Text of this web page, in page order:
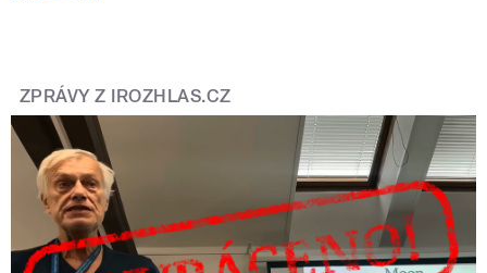
ZPRÁVY Z IROZHLAS.CZ